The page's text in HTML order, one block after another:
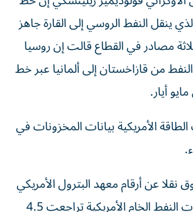
⁠ينقل النفط الروسي إلى القارة جاهز
مصادر في ‌القطاع قالت إن روسيا
من قازاخستان إلى ألمانيا عبر خط
أيار.
الأمريكية بيانات المخزونات في
عن أرقام معهد البترول الأمريكي